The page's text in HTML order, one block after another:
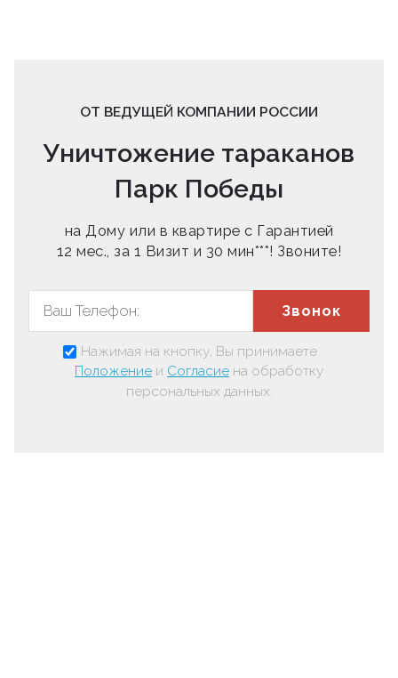
ОТ ВЕДУЩЕЙ КОМПАНИИ РОССИИ
Уничтожение тараканов
Парк Победы
на Дому или в квартире с Гарантией
12 мес., за 1 Визит и 30 мин***! Звоните!
Звонок
Нажимая на кнопку, Вы принимаете
Положение и Согласие на обработку
персональных данных.